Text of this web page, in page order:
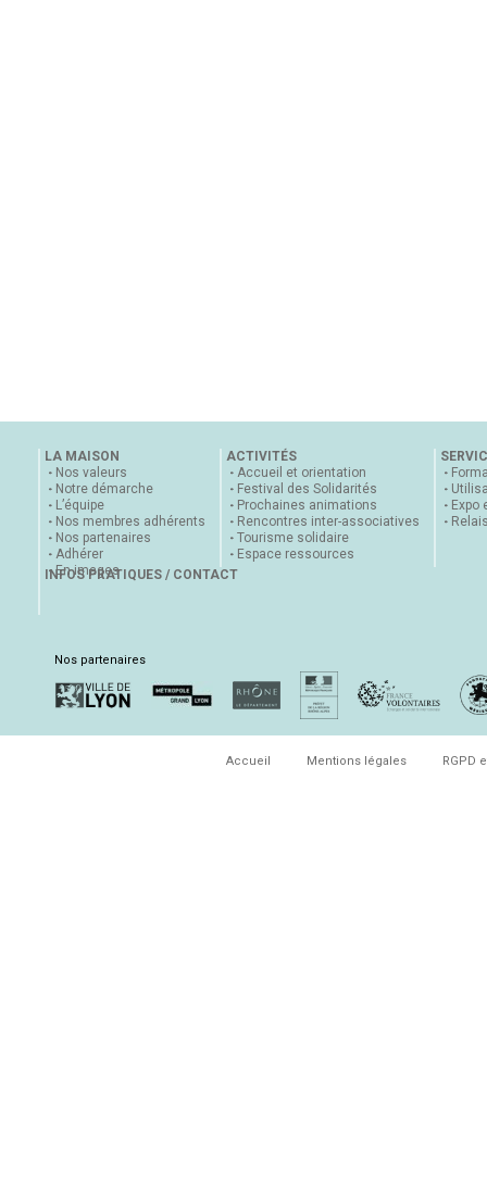
LA MAISON
Nos valeurs
Notre démarche
L’équipe
Nos membres adhérents
Nos partenaires
Adhérer
En images
ACTIVITÉS
Accueil et orientation
Festival des Solidarités
Prochaines animations
Rencontres inter-associatives
Tourisme solidaire
Espace ressources
Expo
INFOS PRATIQUES / CONTACT
Nos partenaires
Accueil Mentions légales RGPD